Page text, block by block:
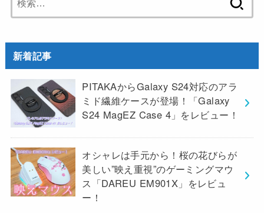
索:
新着記事
PITAKAからGalaxy S24対応のアラ
ミド繊維ケースが登場！「Galaxy
S24 MagEZ Case 4」をレビュー！
オシャレは手元から！桜の花びらが
美しい”映え重視”のゲーミングマウ
ス「DAREU EM901X」をレビュ
ー！